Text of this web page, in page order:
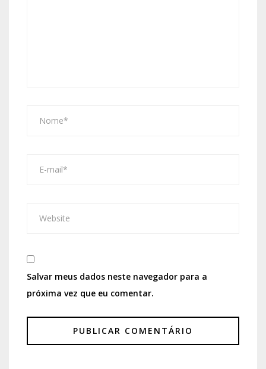
Salvar meus dados neste navegador para a
próxima vez que eu comentar.